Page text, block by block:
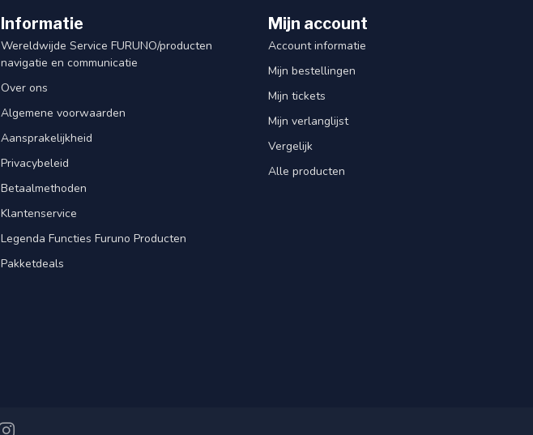
Informatie
Wereldwijde Service FURUNO/producten
navigatie en communicatie
Over ons
Algemene voorwaarden
Aansprakelijkheid
Privacybeleid
Betaalmethoden
Klantenservice
Legenda Functies Furuno Producten
Pakketdeals
Mijn account
Account informatie
Mijn bestellingen
Mijn tickets
Mijn verlanglijst
Vergelijk
Alle producten